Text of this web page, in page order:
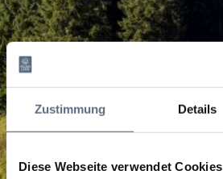
Zustimmung Details
Diese Webseite verwendet Cookies